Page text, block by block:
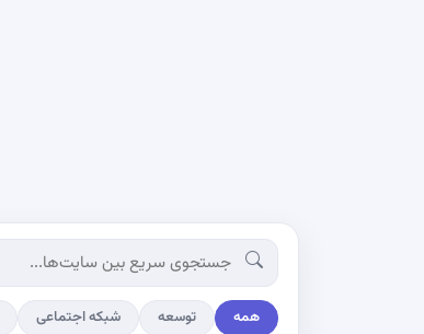
همه توسعه شبکه اجتماعی